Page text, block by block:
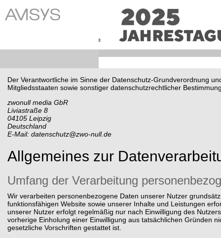
Der Verantwortliche im Sinne der Datenschutz-Grundverordnung
Mitgliedsstaaten sowie sonstiger datenschutzrechtlicher
zwonull media GbR
Liviastraße 8
04105 Leipzig
Deutschland
E-Mail: datenschutz@zwo-null.de
Allgemeines zur
Umfang der Verarbeitung
Wir verarbeiten personenbezogene Daten unserer Nutzer
funktionsfähigen Website sowie unserer Inhalte und Leistungen
unserer Nutzer erfolgt regelmäßig nur nach Einwilligung des
vorherige Einholung einer Einwilligung aus tatsächlichen Gründen
gesetzliche Vorschriften gestattet ist.